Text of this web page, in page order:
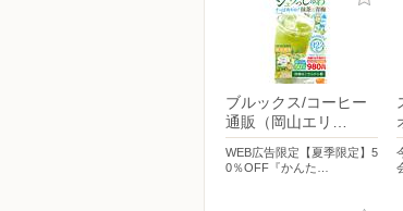
ブルックス/コーヒー
通販（岡山エリ…
WEB広告限定【夏季限定】5
0％OFF『かんた…